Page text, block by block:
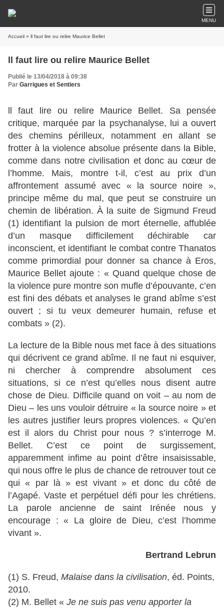
MENU
Accueil » ll faut lire ou relire Maurice Bellet
ll faut lire ou relire Maurice Bellet
Publié le 13/04/2018 à 09:38
Par Garrigues et Sentiers
ll faut lire ou relire Maurice Bellet. Sa pensée
critique, marquée par la psychanalyse, lui a ouvert
des chemins périlleux, notamment en allant se
frotter à la violence absolue présente dans la Bible,
comme dans notre civilisation et donc au cœur de
l’homme. Mais, montre t-il, c’est au prix d’un
affrontement assumé avec « la source noire »,
principe même du mal, que peut se construire un
chemin de libération. À la suite de Sigmund Freud
(1) identifiant la pulsion de mort éternelle, affublée
d’un masque difficilement déchirable car
inconscient, et identifiant le combat contre Thanatos
comme primordial pour donner sa chance à Eros,
Maurice Bellet ajoute : « Quand quelque chose de
la violence pure montre son mufle d’épouvante, c’en
est fini des débats et analyses le grand abîme s’est
ouvert ; si tu veux demeurer humain, refuse et
combats » (2).
La lecture de la Bible nous met face à des situations
qui décrivent ce grand abîme. Il ne faut ni esquiver,
ni chercher à comprendre absolument ces
situations, si ce n’est qu’elles nous disent autre
chose de Dieu. Difficile quand on voit – au nom de
Dieu – les uns vouloir détruire « la source noire » et
les autres justifier leurs propres violences. « Qu’en
est il alors du Christ pour nous ? s’interroge M.
Bellet. C’est ce point de surgissement,
apparemment infime au point d’être insaisissable,
qui nous offre le plus de chance de retrouver tout ce
qui « par là » est vivant » et donc du côté de
l’Agapé. Vaste et perpétuel défi pour les chrétiens.
La parole ancienne de saint Irénée nous y
encourage : « La gloire de Dieu, c’est l’homme
vivant ».
Bertrand Lebrun
(1) S. Freud, Malaise dans la civilisation, éd. Points,
2010.
(2) M. Bellet « Je ne suis pas venu apporter la